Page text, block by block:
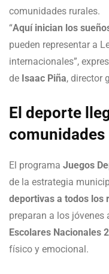
comunidades rurales.
“Aquí inician los
pueden representar a
internacionales”,
de Isaac Piña, director
El deporte
comunidades
El programa Juegos
de la estrategia
deportivas a todos los
preparan a los
Escolares Nacionales
físico y emocional.